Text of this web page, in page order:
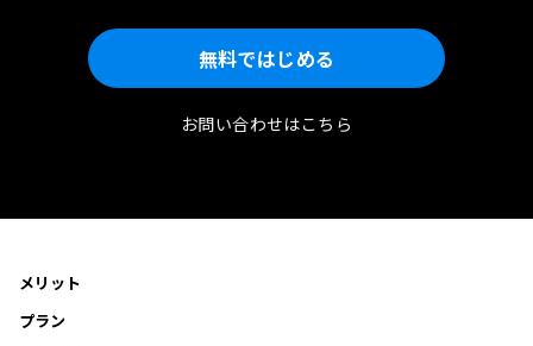
無料ではじめる
お問い合わせはこちら
メリット
プラン